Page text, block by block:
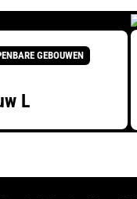
GEBOUWEN
L